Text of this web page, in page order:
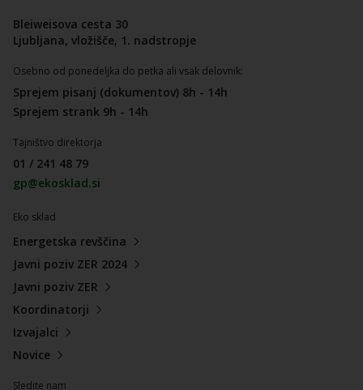
Bleiweisova cesta 30
Ljubljana, vložišče, 1. nadstropje
Osebno od ponedeljka do petka ali vsak delovnik:
Sprejem pisanj (dokumentov) 8h - 14h
Sprejem strank 9h - 14h
Tajništvo direktorja
01 / 241 48 79
gp@ekosklad.si
Eko sklad
Energetska revščina
Javni poziv ZER 2024
Javni poziv ZER
Koordinatorji
Izvajalci
Novice
Sledite nam